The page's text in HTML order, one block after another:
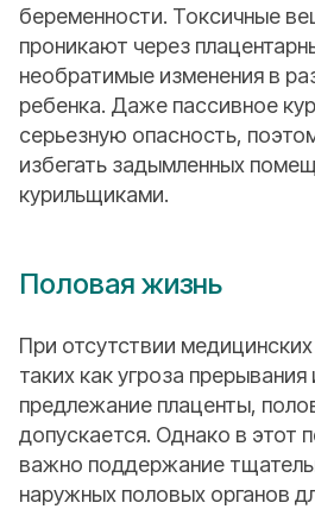
беременности. Токсичные
проникают через
необратимые изменения в
ребенка. Даже пассивное
серьезную опасность,
избегать задымленных
курильщиками.
Половая жизнь
При отсутствии
таких как угроза прерывания
предлежание плаценты,
допускается. Однако в этот
важно поддержание
наружных половых органов